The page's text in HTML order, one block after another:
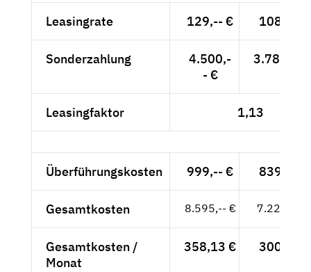
Leasingrate 129,-- € 108,40 €
Sonderzahlung
4.500,-
- €
3.781,51
Leasingfaktor 1,13
Überführungskosten 999,-- € 839,50 €
Gesamtkosten 8.595,-- € 7.222,69
Gesamtkosten /
Monat
358,13 € 300,95 €